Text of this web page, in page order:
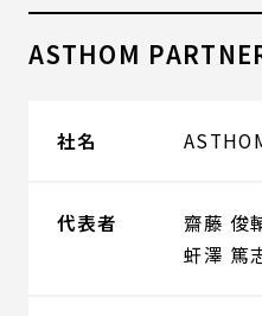
ASTHOM
社名
代表者
齋藤 俊
虷澤 篤